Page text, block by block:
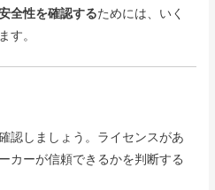
全性を確認するためには、いく
す。
認しましょう。ライセンスがあ
カーが信頼できるかを判断する